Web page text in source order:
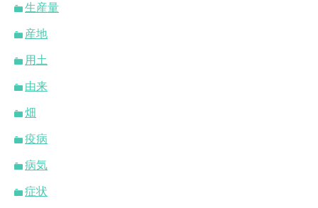
生産量
産地
用土
由来
畑
疫病
病気
症状